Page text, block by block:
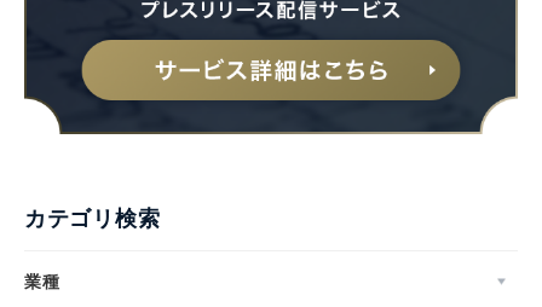
カテゴリ検索
業種